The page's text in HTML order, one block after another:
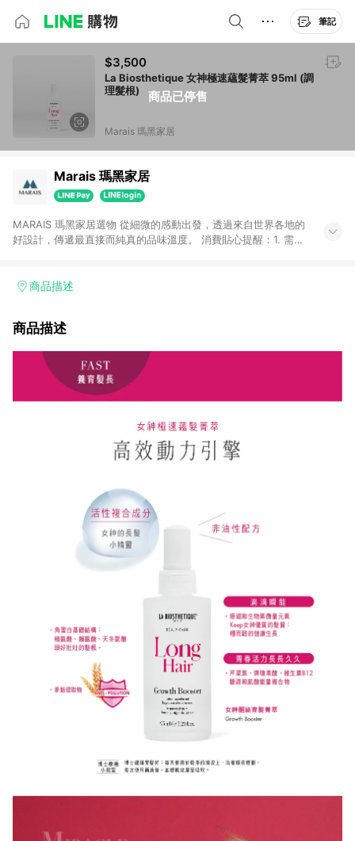
筆記
商品已停售
$3,500
La Biosthetique 女神極速蘊髮菁萃 95ml (調
理髮根)
Marais 瑪黑家居
Marais 瑪黑家居
MARAIS 瑪黑家居選物 從細微的感動出發，透過來自世界各地的
好設計，傳遞最直接而純真的品味溫度。 消費貼心提醒：1. 需透
APP下單，將不符合贈點資格。 3. 點數將於出貨後60天前後發
商品描述
商品描述